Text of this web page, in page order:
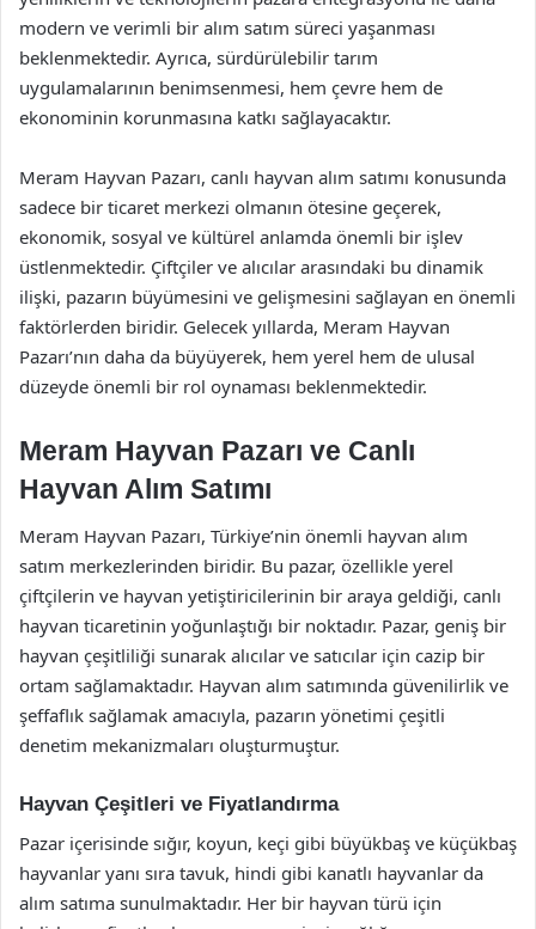
modern ve verimli bir alım satım süreci yaşanması
beklenmektedir. Ayrıca, sürdürülebilir tarım
uygulamalarının benimsenmesi, hem çevre hem de
ekonominin korunmasına katkı sağlayacaktır.
Meram Hayvan Pazarı, canlı hayvan alım satımı konusunda
sadece bir ticaret merkezi olmanın ötesine geçerek,
ekonomik, sosyal ve kültürel anlamda önemli bir işlev
üstlenmektedir. Çiftçiler ve alıcılar arasındaki bu dinamik
ilişki, pazarın büyümesini ve gelişmesini sağlayan en önemli
faktörlerden biridir. Gelecek yıllarda, Meram Hayvan
Pazarı’nın daha da büyüyerek, hem yerel hem de ulusal
düzeyde önemli bir rol oynaması beklenmektedir.
Meram Hayvan Pazarı ve Canlı
Hayvan Alım Satımı
Meram Hayvan Pazarı, Türkiye’nin önemli hayvan alım
satım merkezlerinden biridir. Bu pazar, özellikle yerel
çiftçilerin ve hayvan yetiştiricilerinin bir araya geldiği, canlı
hayvan ticaretinin yoğunlaştığı bir noktadır. Pazar, geniş bir
hayvan çeşitliliği sunarak alıcılar ve satıcılar için cazip bir
ortam sağlamaktadır. Hayvan alım satımında güvenilirlik ve
şeffaflık sağlamak amacıyla, pazarın yönetimi çeşitli
denetim mekanizmaları oluşturmuştur.
Hayvan Çeşitleri ve Fiyatlandırma
Pazar içerisinde sığır, koyun, keçi gibi büyükbaş ve küçükbaş
hayvanlar yanı sıra tavuk, hindi gibi kanatlı hayvanlar da
alım satıma sunulmaktadır. Her bir hayvan türü için